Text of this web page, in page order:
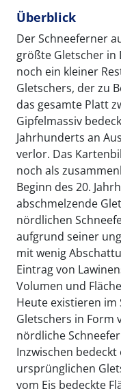
Überblick
Der Schneeferner
größte Gletscher in
noch ein kleiner
Gletschers, der zu
das gesamte Platt
Gipfelmassiv
Jahrhunderts an
verlor. Das
noch als
Beginn des 20.
abschmelzende
nördlichen
aufgrund seiner
mit wenig
Eintrag von
Volumen und
Heute existieren im
Gletschers in Form
nördliche
Inzwischen
ursprünglichen
vom Eis bedeckte